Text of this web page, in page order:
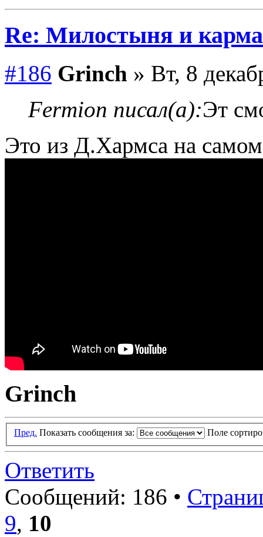
Re: Милостыня и карма
#186 Grinch » Вт, 8
Fermion писал(а):Эт
Это из Д.Хармса на
Grinch
Пред. Показать сообщения за: Поле
Ответить
Сообщений: 186 •
9, 10